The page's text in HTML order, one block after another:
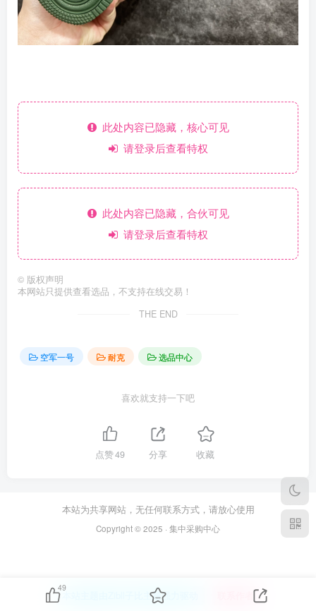
此处内容已隐藏，核心可见
请登录后查看特权
此处内容已隐藏，合伙可见
请登录后查看特权
© 版权声明
本网站只提供查看选品，不支持在线交易！
THE END
空军一号 耐克 选品中心
喜欢就支持一下吧
点赞49 分享 收藏
本站为共享网站，无任何联系方式，请放心使用
Copyright © 2025 · 集中采购中心
49
本站主题由Zibll子比主题强力驱动